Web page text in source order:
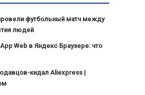
футбольный матч между
людей
Web в Яндекс Браузере: что
кидал Aliexpress |